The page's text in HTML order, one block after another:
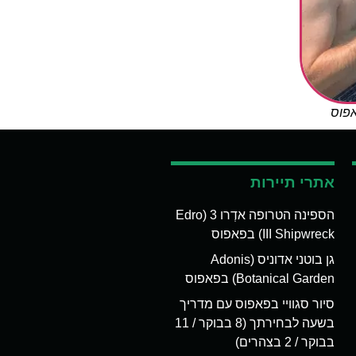
אתרי תיירות
הספינה הטרופה אדְרו 3 (Edro
III Shipwreck) בפאפוס
גן בוטני אדוניס (Adonis
Botanical Garden) בפאפוס
סיור סגוויי בפאפוס עם מדריך
בשעה לבחירתך (8 בבוקר / 11
בבוקר / 2 בצהרים)